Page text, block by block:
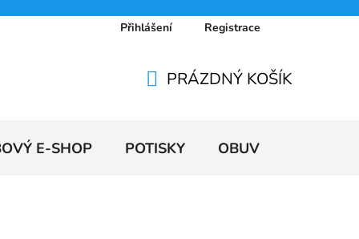
Doprava a platby Ceníky
Přihlášení Registrace
KOŠÍK
PRÁZDNÝ KOŠÍK
E-SHOP POTISKY OBUV